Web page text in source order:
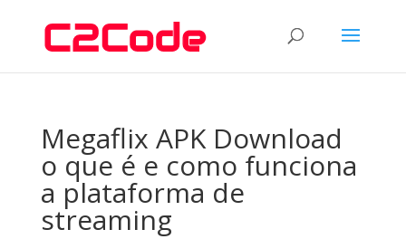
Megaflix APK Download
o que é e como funciona
a plataforma de
streaming